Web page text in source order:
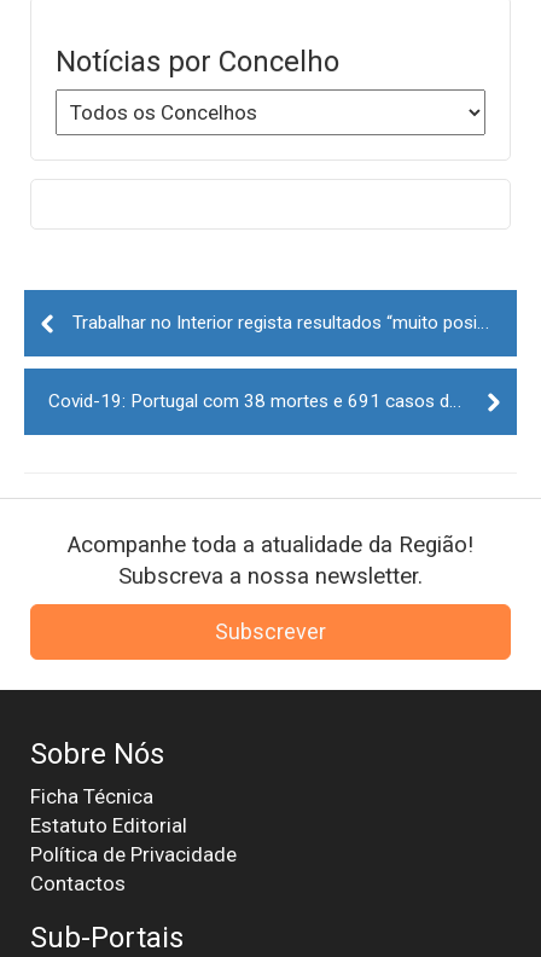
Notícias por Concelho
Post
navigation
Trabalhar no Interior regista resultados “muito positivos” e deve ser prorrogado
Covid-19: Portugal com 38 mortes e 691 casos de infeção nas últimas 24 horas
Acompanhe toda a atualidade da Região!
Subscreva a nossa newsletter.
Subscrever
Sobre Nós
Ficha Técnica
Estatuto Editorial
Política de Privacidade
Contactos
Sub-Portais